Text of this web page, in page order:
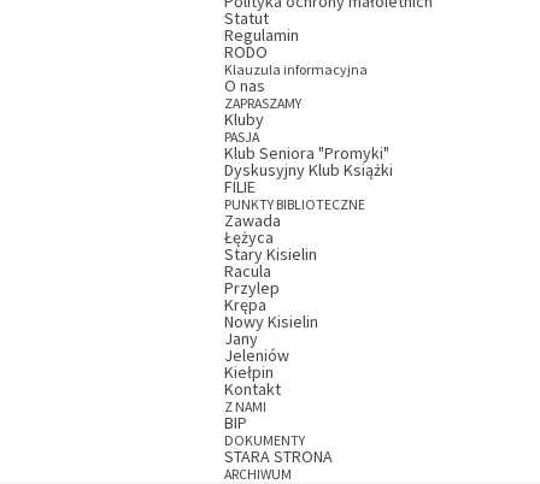
Statut
Regulamin
RODO
Klauzula informacyjna
O nas
ZAPRASZAMY
Kluby
PASJA
Klub Seniora "Promyki"
Dyskusyjny Klub Książki
FILIE
PUNKTY BIBLIOTECZNE
Zawada
Łężyca
Stary Kisielin
Racula
Przylep
Krępa
Nowy Kisielin
Jany
Jeleniów
Kiełpin
Kontakt
Z NAMI
BIP
DOKUMENTY
STARA STRONA
ARCHIWUM